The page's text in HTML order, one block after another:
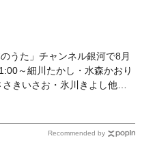
うた」チャンネル銀河で8月
～細川たかし・水森かおり
きいさお・氷川きよし他登
Recommended by